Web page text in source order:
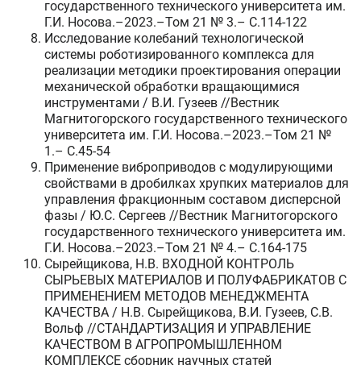
государственного технического университета им.
Г.И. Носова.–2023.–Том 21 № 3.– C.114-122
Исследование колебаний технологической
системы роботизированного комплекса для
реализации методики проектирования операции
механической обработки вращающимися
инструментами / В.И. Гузеев //Вестник
Магнитогорского государственного технического
университета им. Г.И. Носова.–2023.–Том 21 №
1.– C.45-54
Применение виброприводов с модулирующими
свойствами в дробилках хрупких материалов для
управления фракционным составом дисперсной
фазы / Ю.С. Сергеев //Вестник Магнитогорского
государственного технического университета им.
Г.И. Носова.–2023.–Том 21 № 4.– C.164-175
Сырейщикова, Н.В. ВХОДНОЙ КОНТРОЛЬ
СЫРЬЕВЫХ МАТЕРИАЛОВ И ПОЛУФАБРИКАТОВ С
ПРИМЕНЕНИЕМ МЕТОДОВ МЕНЕДЖМЕНТА
КАЧЕСТВА / Н.В. Сырейщикова, В.И. Гузеев, С.В.
Вольф //СТАНДАРТИЗАЦИЯ И УПРАВЛЕНИЕ
КАЧЕСТВОМ В АГРОПРОМЫШЛЕННОМ
КОМПЛЕКСЕ сборник научных статей